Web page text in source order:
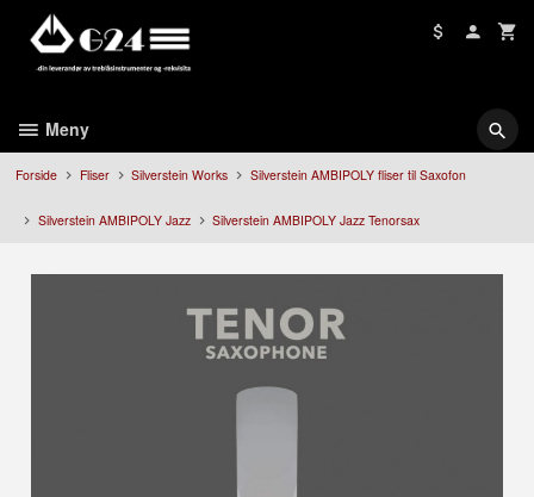
innholdet
Meny
Forside Fliser Silverstein Works Silverstein AMBIPOLY fliser til Saxofon
Silverstein AMBIPOLY Jazz Silverstein AMBIPOLY Jazz Tenorsax